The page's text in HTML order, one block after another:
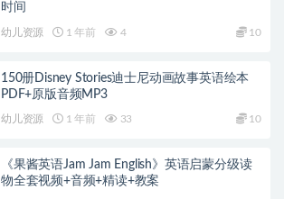
时间
幼儿资源 1 年前 4 10
150册Disney Stories迪士尼动画故事英语绘本
PDF+原版音频MP3
幼儿资源 1 年前 33 10
《果酱英语Jam Jam English》英语启蒙分级读
物全套视频+音频+精读+教案